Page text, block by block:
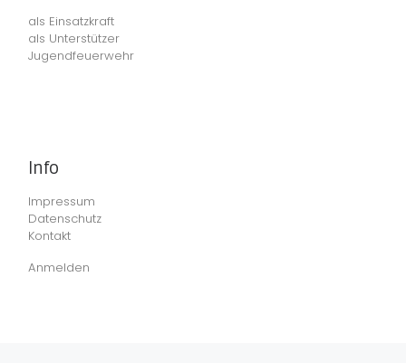
als Einsatzkraft
als Unterstützer
Jugendfeuerwehr
Info
Impressum
Datenschutz
Kontakt
Anmelden